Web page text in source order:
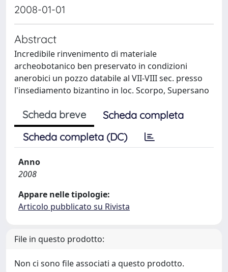
2008-01-01
Abstract
Incredibile rinvenimento di materiale
archeobotanico ben preservato in condizioni
anerobici un pozzo databile al VII-VIII sec. presso
l'insediamento bizantino in loc. Scorpo, Supersano
Scheda breve
Scheda completa
Scheda completa (DC)
Anno
2008
Appare nelle tipologie:
Articolo pubblicato su Rivista
File in questo prodotto:
Non ci sono file associati a questo prodotto.